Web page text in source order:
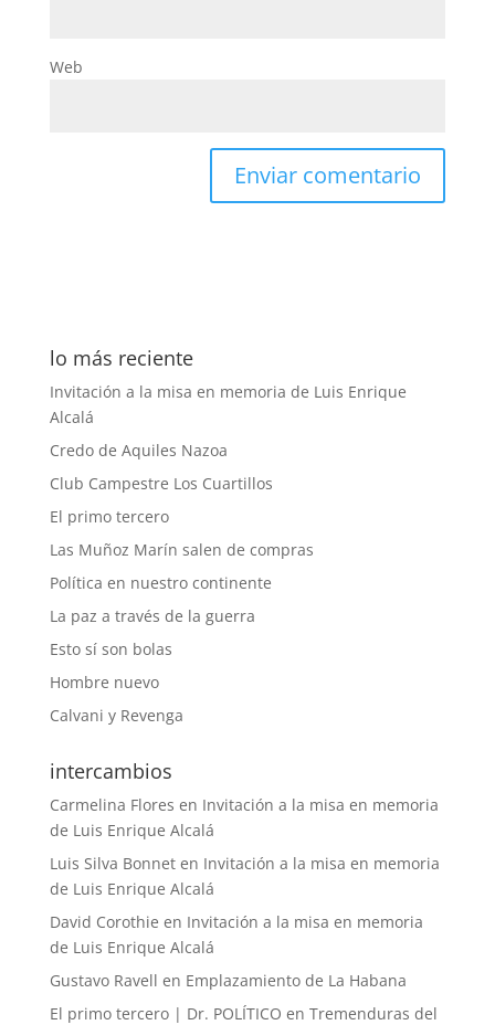
Web
lo más reciente
Invitación a la misa en memoria de Luis Enrique
Alcalá
Credo de Aquiles Nazoa
Club Campestre Los Cuartillos
El primo tercero
Las Muñoz Marín salen de compras
Política en nuestro continente
La paz a través de la guerra
Esto sí son bolas
Hombre nuevo
Calvani y Revenga
intercambios
Carmelina Flores en Invitación a la misa en memoria
de Luis Enrique Alcalá
Luis Silva Bonneten Invitación a la misa en memoria
de Luis Enrique Alcalá
David Corothie en Invitación a la misa en memoria
de Luis Enrique Alcalá
Gustavo Ravell en Emplazamiento de La Habana
El primo tercero | Dr. POLÍTICO en Tremenduras del